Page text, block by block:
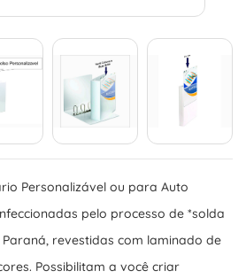
Personalizável ou para Auto
pelo processo de *solda
revestidas com laminado de
Possibilitam a você criar